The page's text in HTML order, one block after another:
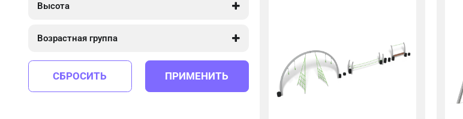
Высота
Возрастная группа
от 4 до 14
ПРИМЕНИТЬ
СБРОСИТЬ